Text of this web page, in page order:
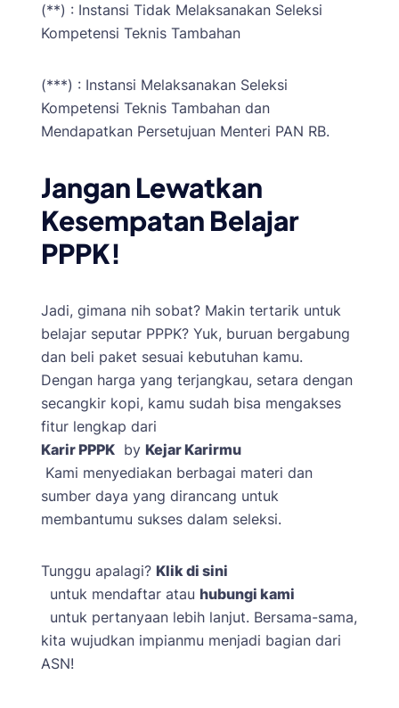
(**) : Instansi Tidak Melaksanakan Seleksi
Kompetensi Teknis Tambahan
(***) : Instansi Melaksanakan Seleksi
Kompetensi Teknis Tambahan dan
Mendapatkan Persetujuan Menteri PAN RB.
Jangan Lewatkan
Kesempatan Belajar
PPPK!
Jadi, gimana nih sobat? Makin tertarik untuk
belajar seputar PPPK? Yuk, buruan bergabung
dan beli paket sesuai kebutuhan kamu.
Dengan harga yang terjangkau, setara dengan
secangkir kopi, kamu sudah bisa mengakses
fitur lengkap dari
Karir PPPK by Kejar Karirmu
Kami menyediakan berbagai materi dan
sumber daya yang dirancang untuk
membantumu sukses dalam seleksi.
Tunggu apalagi? Klik di sini
untuk mendaftar atau hubungi kami
untuk pertanyaan lebih lanjut. Bersama-sama,
kita wujudkan impianmu menjadi bagian dari
ASN!